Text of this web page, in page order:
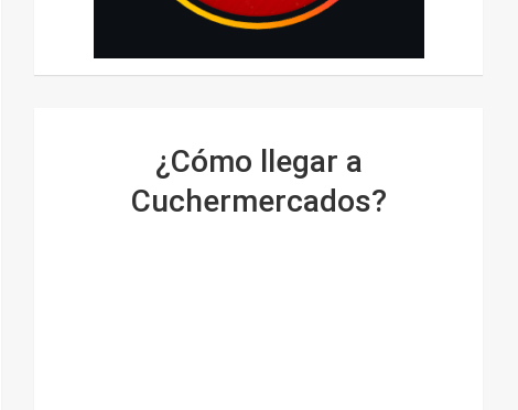
¿Cómo llegar a
Cuchermercados?